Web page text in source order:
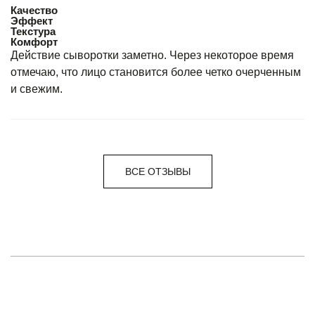
Качество
Эффект
Текстура
Комфорт
Действие сыворотки заметно. Через некоторое время
отмечаю, что лицо становится более четко очерченным
и свежим.
ВСЕ ОТЗЫВЫ